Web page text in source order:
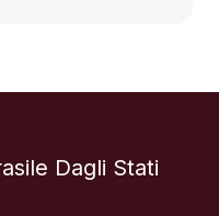
Dagli Stati